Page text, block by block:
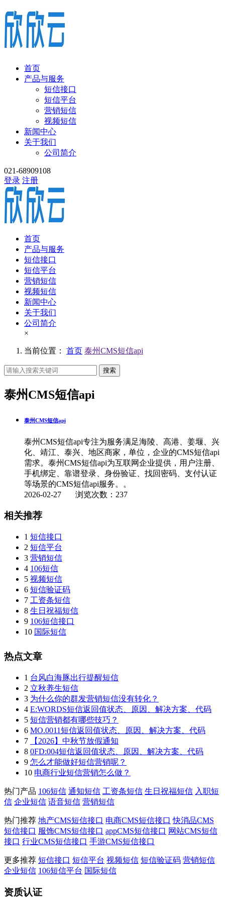
首页
产品与服务
短信接口
短信平台
营销短信
视频短信
新闻中心
关于我们
公司简介
021-68909108
登录 注册
首页
产品与服务
短信接口
短信平台
营销短信
视频短信
新闻中心
关于我们
公司简介
×
当前位置： 首页 泰州CMS短信api
搜索
泰州CMS短信api
泰州CMS短信api
泰州CMS短信api专注为服务满足海陵、高港、姜堰、兴
化、靖江、泰兴、地区商家，单位，企业的CMS短信api
需求。泰州CMS短信api为互联网企业提供，用户注册、
手机绑定、靠谱登录、身份验证、找回密码、支付认证
等场景的CMS短信api服务。。
2026-02-27 浏览次数：237
相关推荐
1 短信接口
2 短信平台
3 营销短信
4 106短信
5 视频短信
6 短信验证码
7 工资条短信
8 生日祝福短信
9 106短信接口
10 国际短信
热点文章
1 台风白海豚出行提醒短信
2 立秋养生短信
3 为什么你的群发营销短信没有转化？
4 E:WORDS短信返回值状态、原因、解决方案、代码
5 短信营销都有哪些技巧？
6 MO.0011短信返回值状态、原因、解决方案、代码
7
【2026】中秋节放假通知
8 0FD:004短信返回值状态、原因、解决方案、代码
9 怎么才能做好短信营销呢？
10 电商行业短信营销怎么做？
热门产品 106短信 通知短信 工资条短信 生日祝福短信 入职短
信 企业短信 语音短信 营销短信
热门推荐 地产CMS短信接口 电商CMS短信接口 快消品CMS
短信接口 服饰CMS短信接口 appCMS短信接口 网站CMS短信
接口 行业CMS短信接口 手游CMS短信接口
更多推荐 短信接口 短信平台 视频短信 短信验证码 营销短信
企业短信 106短信平台 国际短信
资质认证